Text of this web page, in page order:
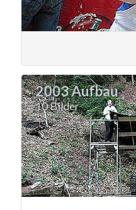
2003 Aufbau
10 Bilder